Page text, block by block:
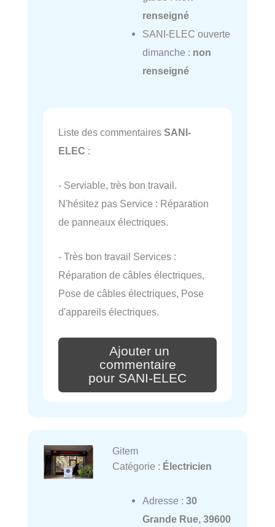
renseigné
SANI-ELEC ouverte
dimanche : non
renseigné
Liste des commentaires SANI-
ELEC :
- Serviable, très bon travail.
N'hésitez pas Service : Réparation
de panneaux électriques.
- Très bon travail Services :
Réparation de câbles électriques,
Pose de câbles électriques, Pose
d'appareils électriques.
Ajouter un
commentaire
pour SANI-ELEC
Gitem
Catégorie : Électricien
Adresse : 30
Grande Rue, 39600